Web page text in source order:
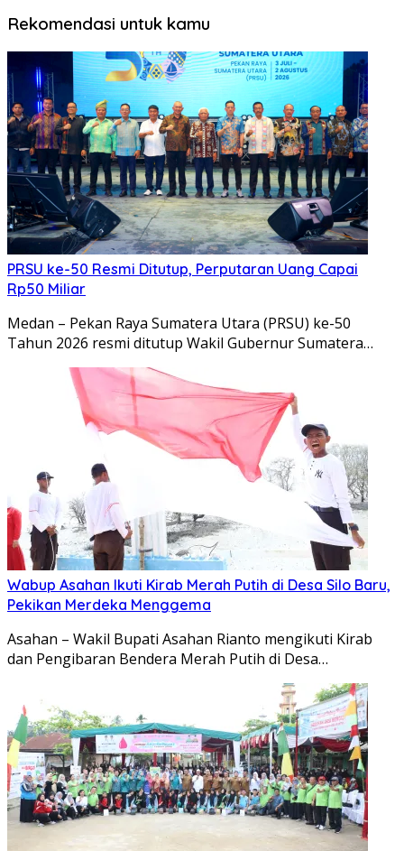
Rekomendasi untuk kamu
PRSU ke-50 Resmi Ditutup, Perputaran Uang Capai
Rp50 Miliar
Medan – Pekan Raya Sumatera Utara (PRSU) ke-50
Tahun 2026 resmi ditutup Wakil Gubernur Sumatera…
Wabup Asahan Ikuti Kirab Merah Putih di Desa Silo Baru,
Pekikan Merdeka Menggema
Asahan – Wakil Bupati Asahan Rianto mengikuti Kirab
dan Pengibaran Bendera Merah Putih di Desa…